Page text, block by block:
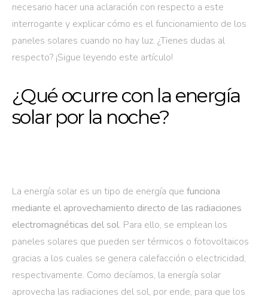
necesario hacer una aclaración con respecto a este
interrogante y explicar cómo es el funcionamiento de los
paneles solares cuando no hay luz. ¿Tienes dudas al
respecto? ¡Sigue leyendo este artículo!
¿Qué ocurre con la energía
solar por la noche?
La energía solar es un tipo de energía que funciona
mediante el aprovechamiento directo de las radiaciones
electromagnéticas del sol. Para ello, se emplean los
paneles solares que pueden ser térmicos o fotovoltaicos
gracias a los cuales se genera calefacción o electricidad,
respectivamente. Como decíamos, la energía solar
aprovecha las radiaciones del sol, por ende, para que los